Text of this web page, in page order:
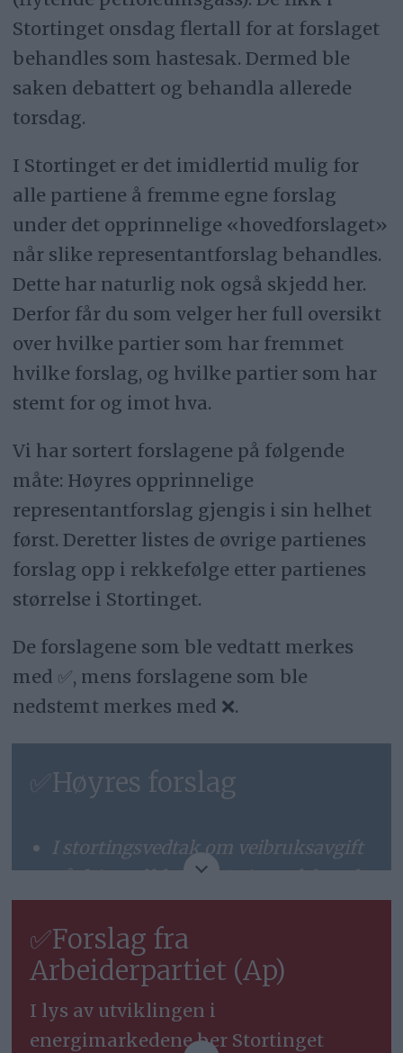
Stortinget onsdag flertall for at forslaget
behandles som hastesak. Dermed ble
saken debattert og behandla allerede
torsdag.
I Stortinget er det imidlertid mulig for
alle partiene å fremme egne forslag
under det opprinnelige «hovedforslaget»
når slike representantforslag behandles.
Dette har naturlig nok også skjedd her.
Derfor får du som velger her full oversikt
over hvilke partier som har fremmet
hvilke forslag, og hvilke partier som har
stemt for og imot hva.
Vi har sortert forslagene på følgende
måte: Høyres opprinnelige
representantforslag gjengis i sin helhet
først. Deretter listes de øvrige partienes
forslag opp i rekkefølge etter partienes
størrelse i Stortinget.
De forslagene som ble vedtatt merkes
med ✅, mens forslagene som ble
nedstemt merkes med ❌.
✅Høyres forslag
I stortingsvedtak om veibruksavgift
på drivstoff for 2026 gjøres følgende
endringer fra 1. april eller dersom
strengt nødvendig fra den tid
regjeringen bestemmer, men ikke
2026:
✅Forslag fra
Arbeiderpartiet (Ap)
I lys av utviklingen i
energimarkedene ber Stortinget